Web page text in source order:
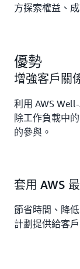
方探索權益、
優勢
增強客戶關
利用 AWS
除工作負載中
的參與。
套用 AWS
節省時間、降
計劃提供給客